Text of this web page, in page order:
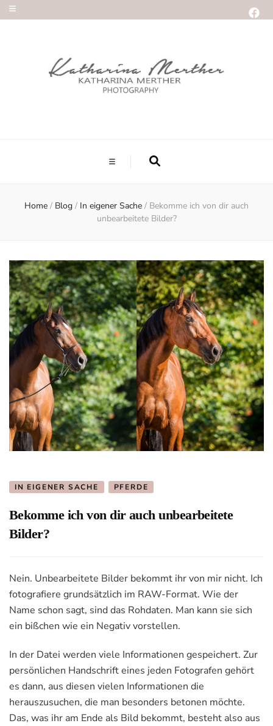
Home / Blog / In eigener Sache / Bekomme ich von dir auch
unbearbeitete Bilder?
IN EIGENER SACHE PFERDE
Bekomme ich von dir auch unbearbeitete
Bilder?
Nein. Unbearbeitete Bilder bekommt ihr von mir nicht. Ich
fotografiere grundsätzlich im RAW-Format. Wie der
Name schon sagt, sind das Rohdaten. Man kann sie sich
ein bißchen wie ein Negativ vorstellen.
In der Datei werden viele Informationen gespeichert. Zur
persönlichen Handschrift eines jeden Fotografen gehört
es dann, aus diesen vielen Informationen die
herauszusuchen, die man besonders betonen möchte.
Das, was ihr am Ende als Bild bekommt, besteht also aus